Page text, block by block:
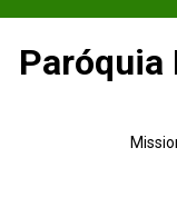
Paróquia